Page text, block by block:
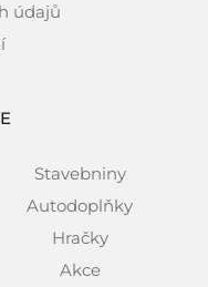
údajů
Stavebniny
Autodoplňky
Hračky
Akce